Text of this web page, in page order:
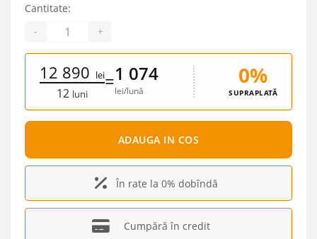
Cantitate:
- +
12 890 lei
12 luni
=1 074
lei/lună
0%
SUPRAPLATĂ
ADAUGA IN COS
În rate la 0% dobîndă
Cumpără în credit